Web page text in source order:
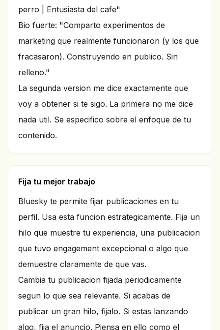
perro | Entusiasta del cafe"
Bio fuerte: "Comparto experimentos de
marketing que realmente funcionaron (y los que
fracasaron). Construyendo en publico. Sin
relleno."
La segunda version me dice exactamente que
voy a obtener si te sigo. La primera no me dice
nada util. Se especifico sobre el enfoque de tu
contenido.
Fija tu mejor trabajo
Bluesky te permite fijar publicaciones en tu
perfil. Usa esta funcion estrategicamente. Fija un
hilo que muestre tu experiencia, una publicacion
que tuvo engagement excepcional o algo que
demuestre claramente de que vas.
Cambia tu publicacion fijada periodicamente
segun lo que sea relevante. Si acabas de
publicar un gran hilo, fijalo. Si estas lanzando
algo, fija el anuncio. Piensa en ello como el